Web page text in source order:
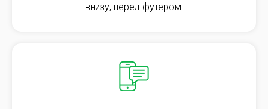
внизу, перед футером.